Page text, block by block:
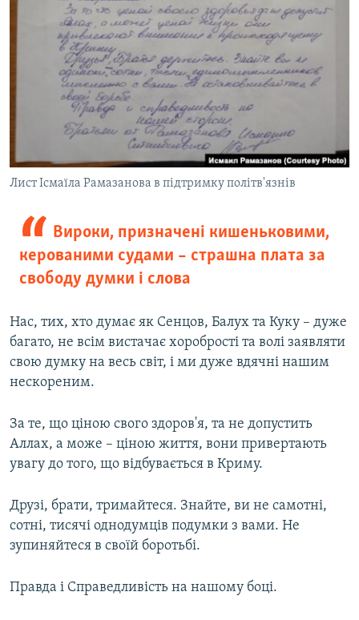
Лист Ісмаїла Рамазанова в підтримку політв'язнів
Вироки, призначені кишеньковими,
керованими судами – страшна плата за
свободу думки і слова
Нас, тих, хто думає як Сенцов, Балух та Куку – дуже
багато, не всім вистачає хоробрості та волі заявляти
свою думку на весь світ, і ми дуже вдячні нашим
нескореним.
За те, що ціною свого здоров'я, та не допустить
Аллах, а може – ціною життя, вони привертають
увагу до того, що відбувається в Криму.
Друзі, брати, тримайтеся. Знайте, ви не самотні,
сотні, тисячі однодумців подумки з вами. Не
зупиняйтеся в своїй боротьбі.
Правда і Справедливість на нашому боці.